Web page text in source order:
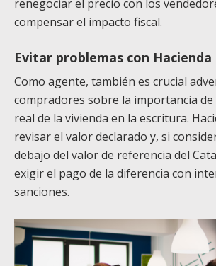
renegociar el precio con los
compensar el impacto fiscal.
Evitar problemas con Hacienda
Como agente, también es crucial
compradores sobre la importancia
real de la vivienda en la escritura.
revisar el valor declarado y, si
debajo del valor de referencia del
exigir el pago de la diferencia con
sanciones.